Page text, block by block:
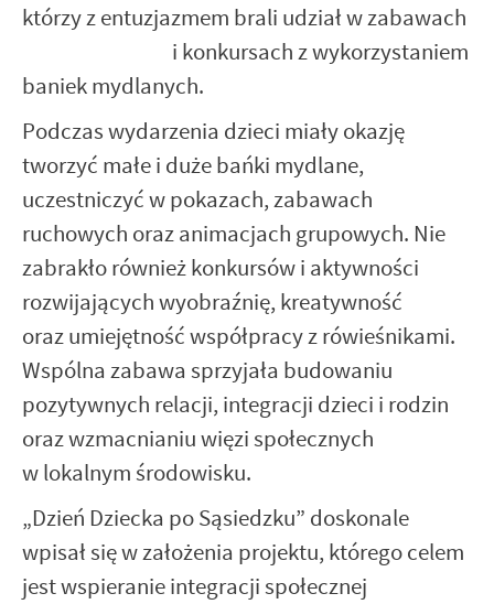
którzy z entuzjazmem brali udział w zabawach
i konkursach z wykorzystaniem
baniek mydlanych.
Podczas wydarzenia dzieci miały okazję
tworzyć małe i duże bańki mydlane,
uczestniczyć w pokazach, zabawach
ruchowych oraz animacjach grupowych. Nie
zabrakło również konkursów i aktywności
rozwijających wyobraźnię, kreatywność
oraz umiejętność współpracy z rówieśnikami.
Wspólna zabawa sprzyjała budowaniu
pozytywnych relacji, integracji dzieci i rodzin
oraz wzmacnianiu więzi społecznych
w lokalnym środowisku.
„Dzień Dziecka po Sąsiedzku” doskonale
wpisał się w założenia projektu, którego celem
jest wspieranie integracji społecznej